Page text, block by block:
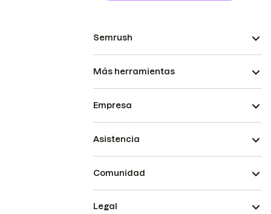
Semrush
Más herramientas
Empresa
Asistencia
Comunidad
Legal